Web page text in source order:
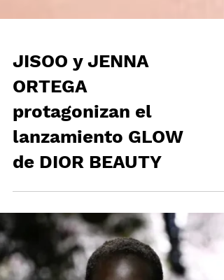
JISOO y JENNA
ORTEGA
protagonizan el
lanzamiento GLOW
de DIOR BEAUTY